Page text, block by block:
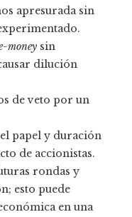
apresurada sin
money sin
dilución
de veto por un
papel y duración
de accionistas.
rondas y
esto puede
en una